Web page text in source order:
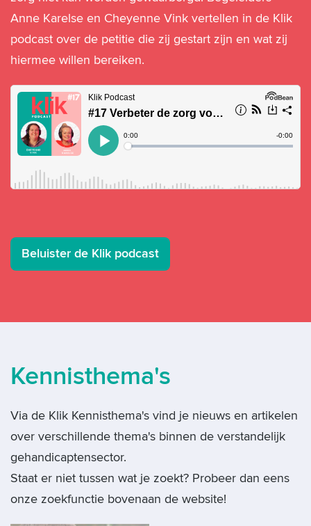
Anne Karelse en Cheyenne Vink vertellen in de Klik
podcast over de petitie die zij gestart zijn en wat zij
hiermee willen bereiken.
Beluister de Klik podcast
Kennisthema's
Via de Klik Kennisthema's vind je nieuws en artikelen
over verschillende thema's binnen de verstandelijk
gehandicaptensector.
Staat er niet tussen wat je zoekt? Probeer dan eens
onze zoekfunctie bovenaan de website!